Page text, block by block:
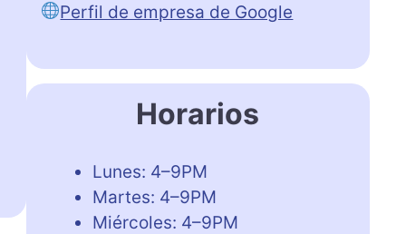
Perfil de empresa de Google
Horarios
Lunes: 4–9PM
Martes: 4–9PM
Miércoles: 4–9PM